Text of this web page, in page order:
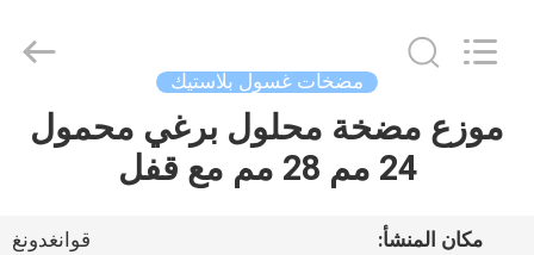
المنزل
PRODUCTS
MANUFACTORY
مضخات غسول بلاستيك
موزع مضخة محلول برغي محمول
24 مم 28 مم مع قفل
مكان المنشأ:
قوانغدونغ